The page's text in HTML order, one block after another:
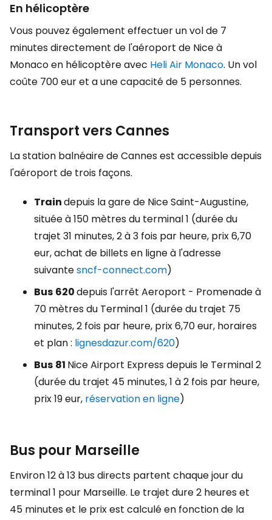
En hélicoptère
Vous pouvez également effectuer un vol de 7
minutes directement de l'aéroport de Nice à
Monaco en hélicoptère avec Heli Air Monaco. Un vol
coûte 700 eur et a une capacité de 5 personnes.
Transport vers Cannes
La station balnéaire de Cannes est accessible depuis
l'aéroport de trois façons.
Traindepuis la gare de Nice Saint-Augustine,
située à 150 mètres du terminal 1 (durée du
trajet 31 minutes, 2 à 3 fois par heure, prix 6,70
eur, achat de billets en ligne à l'adresse
suivantesncf-connect.com)
Bus 620depuis l'arrêt Aeroport - Promenade à
70 mètres du Terminal 1 (durée du trajet 75
minutes, 2 fois par heure, prix 6,70 eur, horaires
et plan : lignesdazur.com/620)
Bus 81 Nice Airport Express depuis le Terminal 2
(durée du trajet 45 minutes, 1 à 2 fois par heure,
prix 19 eur, réservation en ligne)
Bus pour Marseille
Environ 12 à 13 bus directs partent chaque jour du
terminal 1 pour Marseille. Le trajet dure 2 heures et
45 minutes et le prix est calculé en fonction de la